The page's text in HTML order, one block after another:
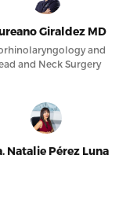
Giraldez MD
and
and Neck Surgery
Natalie Pérez Luna